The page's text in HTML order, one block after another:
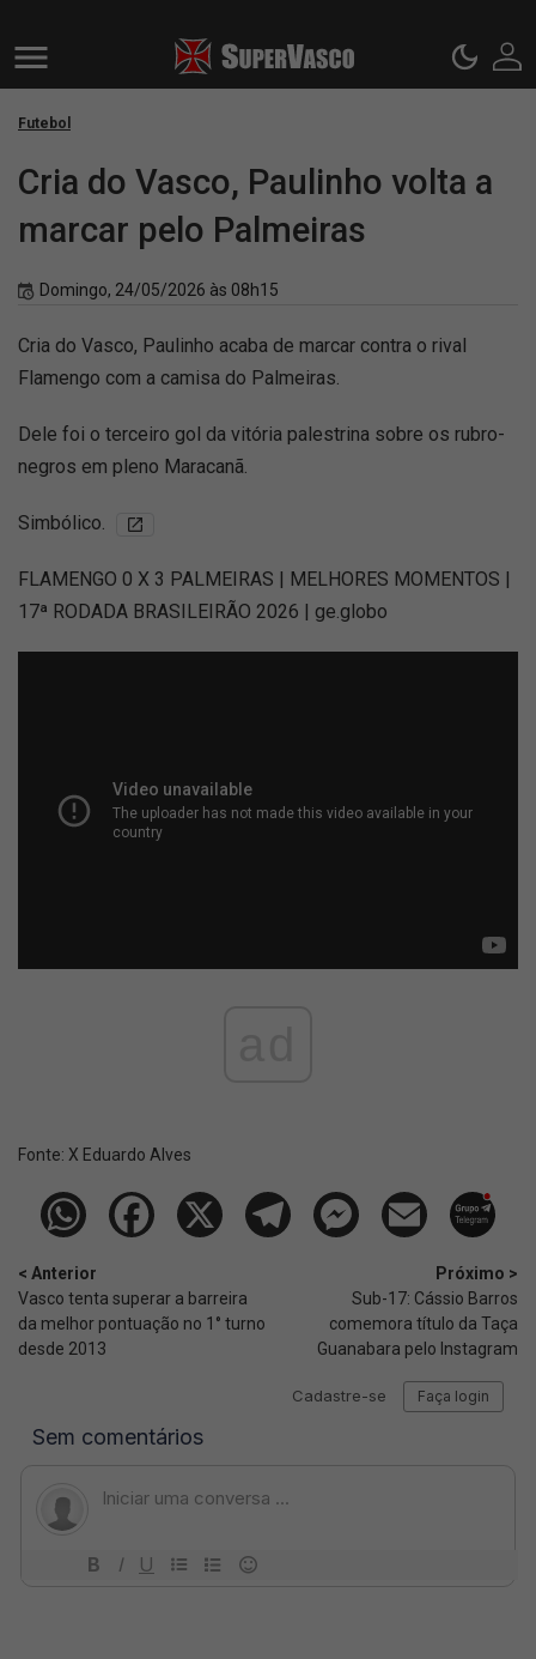
Futebol
Cria do Vasco, Paulinho volta a
marcar pelo Palmeiras
Domingo, 24/05/2026 às 08h15
Cria do Vasco, Paulinho acaba de marcar contra o rival
Flamengo com a camisa do Palmeiras.
Dele foi o terceiro gol da vitória palestrina sobre os rubro-
negros em pleno Maracanã.
Simbólico.
FLAMENGO 0 X 3 PALMEIRAS | MELHORES MOMENTOS |
17ª RODADA BRASILEIRÃO 2026 | ge.globo
Fonte: X Eduardo Alves
< Anterior
Vasco tenta superar a barreira
da melhor pontuação no 1° turno
desde 2013
Próximo >
Sub-17: Cássio Barros
comemora título da Taça
Guanabara pelo Instagram